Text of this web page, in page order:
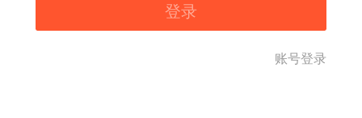
登录
账号登录